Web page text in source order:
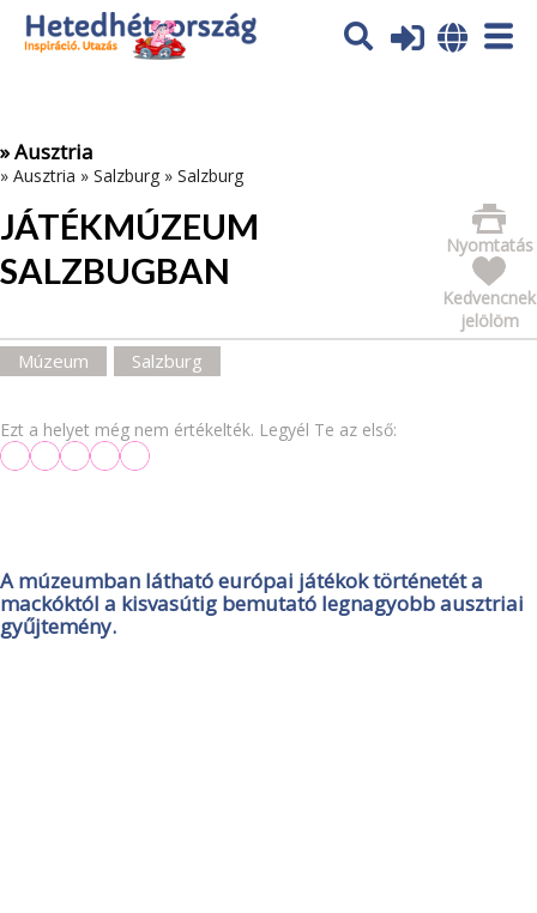
Az oldal sütiket (cookies) használ. További tájékoztatás itt:
Adatvédelmi tájékoztató
» Ausztria
» Ausztria » Salzburg » Salzburg
JÁTÉKMÚZEUM
SALZBUGBAN
Nyomtatás
Kedvencnek
jelölöm
Múzeum Salzburg
Ezt a helyet még nem értékelték. Legyél Te az első:
A múzeumban látható európai játékok történetét a
mackóktól a kisvasútig bemutató legnagyobb ausztriai
gyűjtemény.